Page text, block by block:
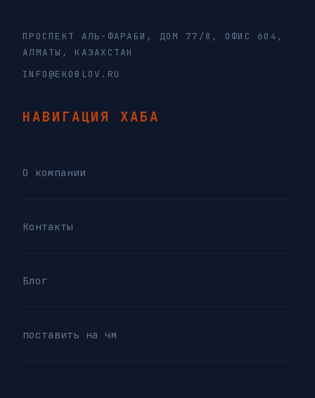
ПРОСПЕКТ АЛЬ-ФАРАБИ, ДОМ 77/8, ОФИС 604,
АЛМАТЫ, КАЗАХСТАН
INFO@EKOBLOV.RU
НАВИГАЦИЯ ХАБА
О компании
Контакты
Блог
поставить на чм